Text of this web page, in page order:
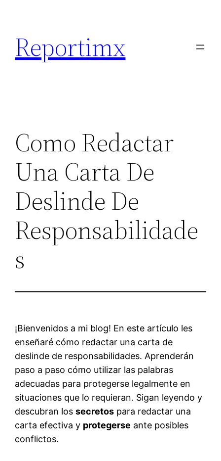
contenido
Reportimx
Como Redactar
Una Carta De
Deslinde De
Responsabilidade
s
¡Bienvenidos a mi blog! En este artículo les
enseñaré cómo redactar una carta de
deslinde de responsabilidades. Aprenderán
paso a paso cómo utilizar las palabras
adecuadas para protegerse legalmente en
situaciones que lo requieran. Sigan leyendo y
descubran lossecretos para redactar una
carta efectiva y protegerse ante posibles
conflictos.